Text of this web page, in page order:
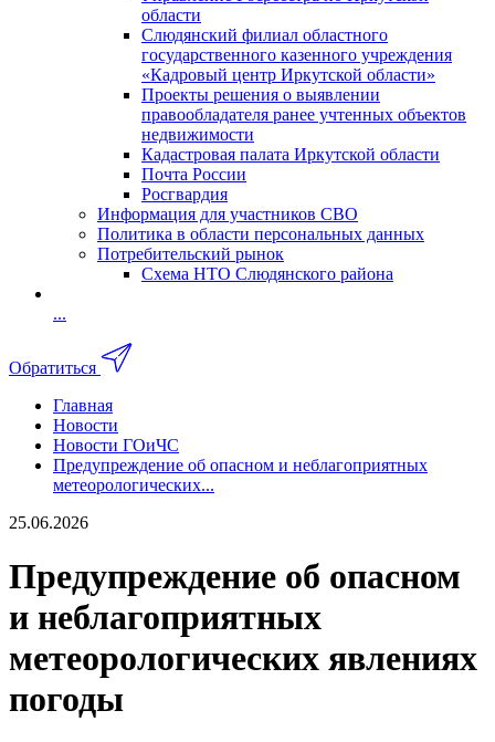
области
Слюдянский филиал областного
государственного казенного учреждения
«Кадровый центр Иркутской области»
Проекты решения о выявлении
правообладателя ранее учтенных объектов
недвижимости
Кадастровая палата Иркутской области
Почта России
Росгвардия
Информация для участников СВО
Политика в области персональных данных
Потребительский рынок
Схема НТО Слюдянского района
...
Обратиться
Главная
Новости
Новости ГОиЧС
Предупреждение об опасном и неблагоприятных
метеорологических...
25.06.2026
Предупреждение об опасном
и неблагоприятных
метеорологических явлениях
погоды